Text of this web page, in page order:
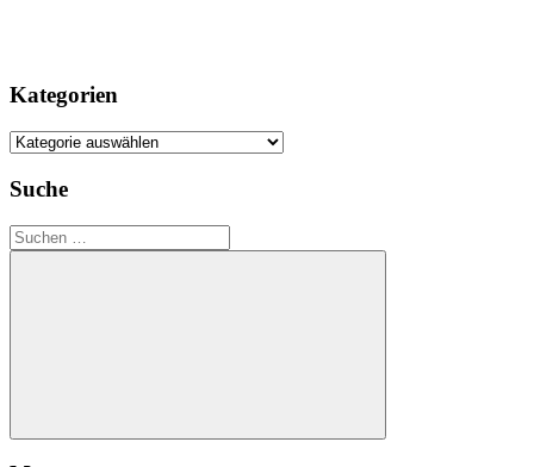
Kategorien
Kategorien
Suche
Suchen
nach:
Suchen